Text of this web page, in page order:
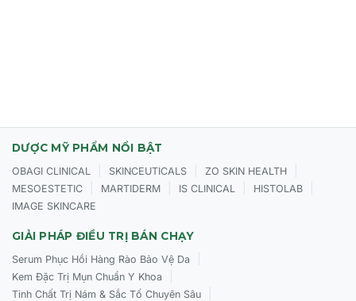
12 tuổi trở lên.
CÁCH SỬ DỤNG CỦA OSMOSIS CORRECT MD
PREVENTATIVE RETINAL SERUM
Rửa mặt sạch và lau khô.
Thoa 1/2 lần bơm sản phẩm (hoặc 3-4 giọt) lên làn da
sạch, khô ráo và nhẹ nhàng massage vùng da trên mặt,
cổ và ngực.
DƯỢC MỸ PHẨM NỔI BẬT
OBAGI CLINICAL SKINCEUTICALS ZO SKIN HEALTH
MESOESTETIC MARTIDERM IS CLINICAL HISTOLAB
IMAGE SKINCARE
GIẢI PHÁP ĐIỀU TRỊ BÁN CHẠY
Serum Phục Hồi Hàng Rào Bảo Vệ Da
Kem Đặc Trị Mụn Chuẩn Y Khoa
Tinh Chất Trị Nám & Sắc Tố Chuyên Sâu